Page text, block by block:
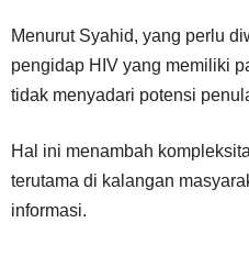
Menurut Syahid, yang perlu
pengidap HIV yang memiliki
tidak menyadari potensi
Hal ini menambah
terutama di kalangan
informasi.